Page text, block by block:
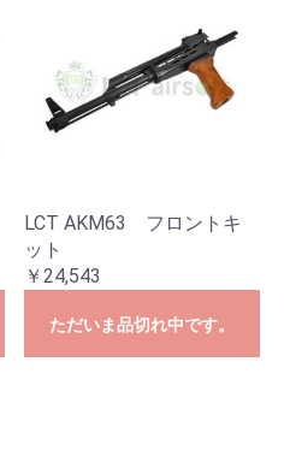
LCT AKM63 フロントキ
ット
￥24,543
ただいま品切れ中です。